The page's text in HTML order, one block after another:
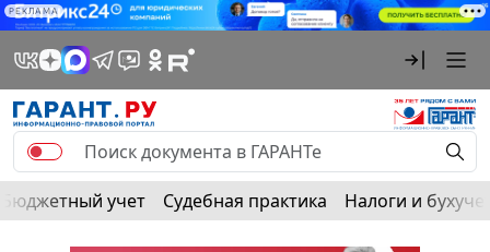
РЕКЛАМА
Бюджетный учет Судебная практика Налоги и